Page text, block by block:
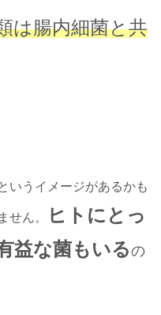
は腸内細菌と共
いうイメージがあるかも
せん。
ヒトにとっ
益な菌もいるの